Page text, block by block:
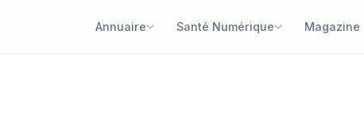
Annuaire Santé Numérique Magazine